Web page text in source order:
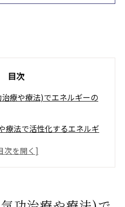
目次
療や療法)でエネルギーの
療法で活性化するエネルギ
功治療や療法)の呼吸法で内